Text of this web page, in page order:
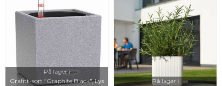
På lager i
Grafitt-sort "Graphite Black", Lys
På lager i